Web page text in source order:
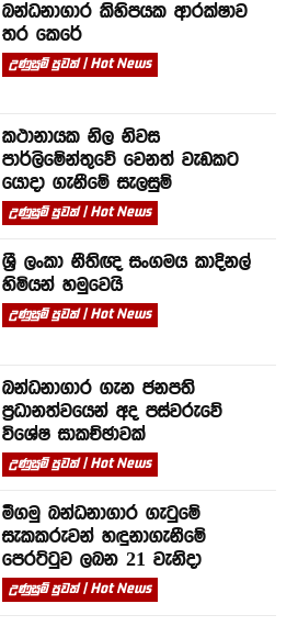
බන්ධනාගාර කිහිපයක ආරක්ෂාව
තර කෙරේ
උණුසුම් පුවත් | Hot News
කථානායක නිල නිවස
පාර්ලිමේන්තුවේ වෙනත් වැඩකට
යොදා ගැනීමේ සැලසුම්
උණුසුම් පුවත් | Hot News
ශ්‍රී ලංකා නීතිඥ සංගමය කාදිනල්
හිමියන් හමුවෙයි
උණුසුම් පුවත් | Hot News
බන්ධනාගාර ගැන ජනපති
ප්‍රධානත්වයෙන් අද පස්වරුවේ
විශේෂ සාකච්ඡාවක්
උණුසුම් පුවත් | Hot News
මීගමු බන්ධනාගාර ගැටුමේ
සැකකරුවන් හඳුනාගැනීමේ
පෙරට්ටුව ලබන 21 වැනිදා
උණුසුම් පුවත් | Hot News